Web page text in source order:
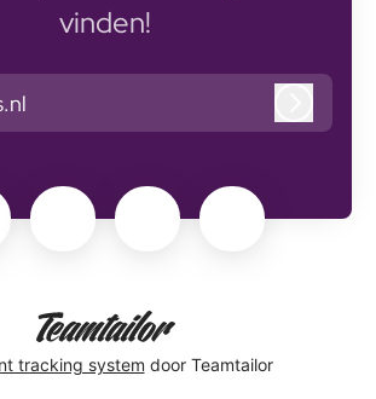
vinden!
tracking system door Teamtailor